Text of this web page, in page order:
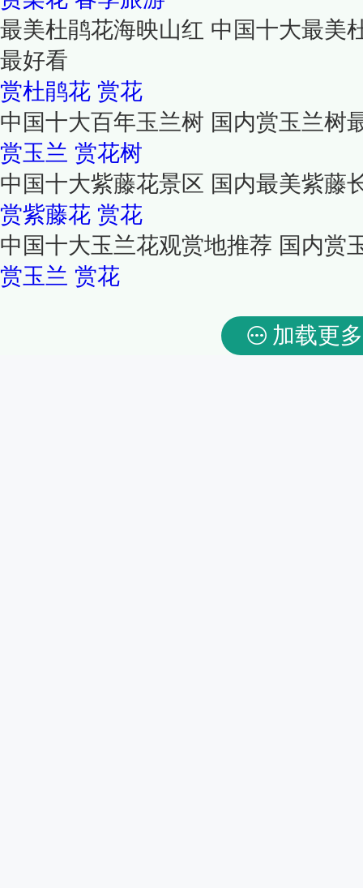
最美杜鹃花海映山红 中国十大最美
最好看
赏杜鹃花 赏花
中国十大百年玉兰树 国内赏玉兰树
赏玉兰 赏花树
中国十大紫藤花景区 国内最美紫藤
赏紫藤花 赏花
中国十大玉兰花观赏地推荐 国内赏
赏玉兰 赏花
加载更多